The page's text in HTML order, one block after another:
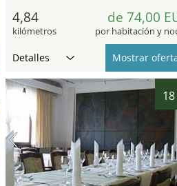
4,84
kilómetros
de 74,00
por habitación y
Detalles Mostrar
18